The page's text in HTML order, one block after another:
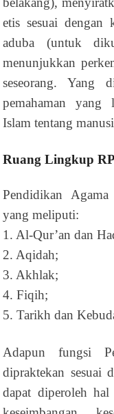
etis sesuai dengan
aduba (untuk
menunjukkan
seseorang. Yang
pemahaman yang
Islam tentang
Ruang Lingkup
Pendidikan
yang meliputi:
1. Al-Qur’an dan
2. Aqidah;
3. Akhlak;
4. Fiqih;
5. Tarikh dan
Adapun fungsi
dipraktekan sesuai
dapat diperoleh hal